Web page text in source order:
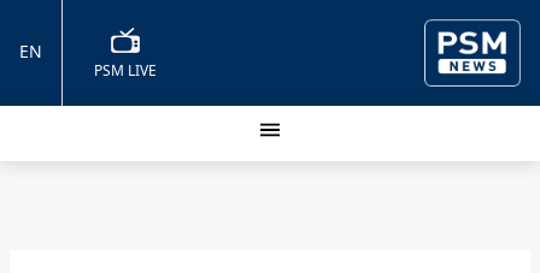
PSM LIVE
EN